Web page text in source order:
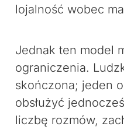
lojalność wobec
Jednak ten model
ograniczenia.
skończona; jeden
obsłużyć
liczbę rozmów,